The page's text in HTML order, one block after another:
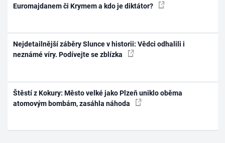
Euromajdanem či Krymem a kdo je diktátor?
Nejdetailnější záběry Slunce v historii: Vědci odhalili i
neznámé víry. Podívejte se zblízka
Štěstí z Kokury: Město velké jako Plzeň uniklo oběma
atomovým bombám, zasáhla náhoda